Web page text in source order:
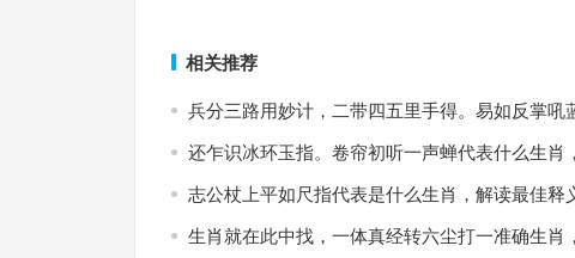
相关推荐
兵分三路用妙计，二带四五里手得。易如反掌
还乍识冰环玉指。卷帘初听一声蝉代表什么生肖
志公杖上平如尺指代表是什么生肖，解读最佳释
生肖就在此中找，一体真经转六尘打一准确生肖